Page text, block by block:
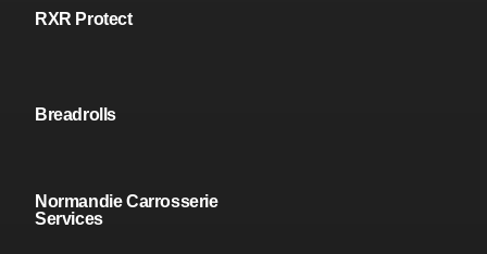
RXR Protect
Breadrolls
Normandie Carrosserie
Services